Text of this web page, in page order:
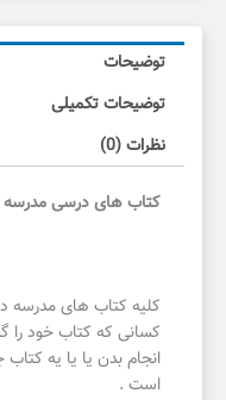
توضیحات
توضیحات تکمیلی
نظرات (0)
کتاب های درسی مدرسه
کلیه کتاب های مدرسه
کسانی که کتاب خود را
انجام بدن یا یا یه
است .